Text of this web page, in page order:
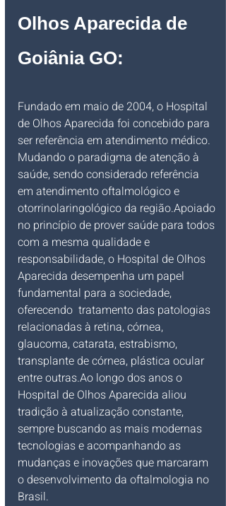
Olhos Aparecida de
Goiânia GO:
Fundado em maio de 2004, o Hospital
de Olhos Aparecida foi concebido para
ser referência em atendimento médico.
Mudando o paradigma de atenção à
saúde, sendo considerado referência
em atendimento oftalmológico e
otorrinolaringológico da região.Apoiado
no princípio de prover saúde para todos
com a mesma qualidade e
responsabilidade, o Hospital de Olhos
Aparecida desempenha um papel
fundamental para a sociedade,
oferecendo  tratamento das patologias
relacionadas à retina, córnea,
glaucoma, catarata, estrabismo,
transplante de córnea, plástica ocular
entre outras.Ao longo dos anos o
Hospital de Olhos Aparecida aliou
tradição à atualização constante,
sempre buscando as mais modernas
tecnologias e acompanhando as
mudanças e inovações que marcaram
o desenvolvimento da oftalmologia no
Brasil.